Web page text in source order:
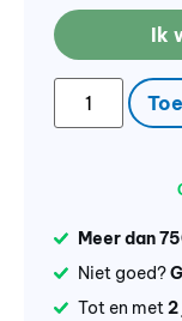
Ik
Meer dan
Niet goed?
Tot en met2